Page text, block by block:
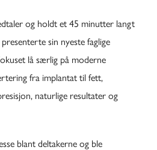
og holdt et 45 minutter langt
sin nyeste faglige
lå særlig på moderne
fra implantat til fett,
naturlige resultater og
blant deltakerne og ble